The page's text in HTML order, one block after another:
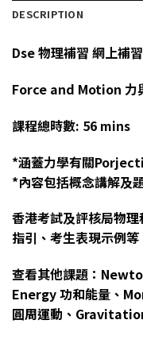
DESCRIPTION
Dse 物理補習 網上補
Force and Motion 力
課程總時數: 56 mins
*涵蓋力學有關
*內容包括概念講解及
香港考試及評核局物理
指引、考生表現示例等
查看其他課題：
Energy 功和能量 、
圓周運動 、